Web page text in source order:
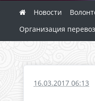
Новости
Организация
16.03.2017 06:13